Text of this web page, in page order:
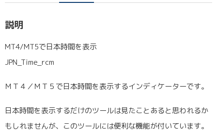
説明
MT4/MT5で日本時間を表示
JPN_Time_rcm
ＭＴ４／ＭＴ５で日本時間を表示するインディケーターです。
日本時間を表示するだけのツールは見たことあると思われるか
もしれませんが、このツールには便利な機能が付いています。